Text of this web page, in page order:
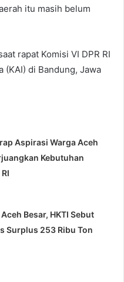
itu masih belum
rapat Komisi VI DPR RI
(KAI) di Bandung, Jawa
Aspirasi Warga Aceh
Kebutuhan
Besar, HKTI Sebut
Surplus 253 Ribu Ton